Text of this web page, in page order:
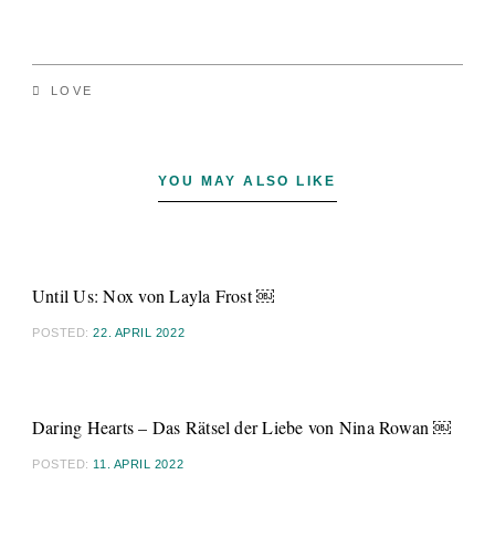
LOVE
YOU MAY ALSO LIKE
Until Us: Nox von Layla Frost ￼
POSTED:22. APRIL 2022
Daring Hearts – Das Rätsel der Liebe von Nina Rowan ￼
POSTED: 11. APRIL 2022